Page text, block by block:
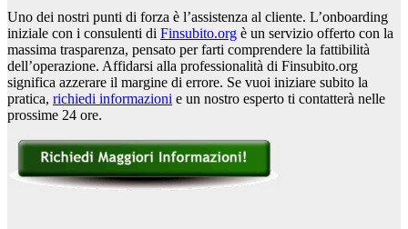
Uno dei nostri punti di forza è l’assistenza al cliente. L’onboarding
iniziale con i consulenti di Finsubito.org è un servizio offerto con la
massima trasparenza, pensato per farti comprendere la fattibilità
dell’operazione. Affidarsi alla professionalità di Finsubito.org
significa azzerare il margine di errore. Se vuoi iniziare subito la
pratica, richiedi informazioni e un nostro esperto ti contatterà nelle
prossime 24 ore.